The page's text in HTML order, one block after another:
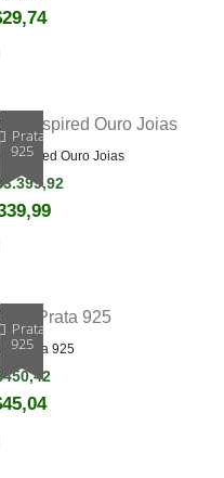
29,74
Prata
925
Inspired Ouro Joias
original era: R$3.999,90.
3.399,92
Prata
925
Prata 925
original era: R$529,90.
450,42
45,04